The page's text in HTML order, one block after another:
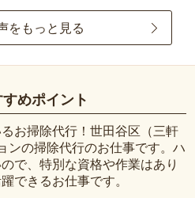
をもっと見る
めポイント
お掃除代行！世田谷区（三軒
ンの掃除代行のお仕事です。ハ
で、特別な資格や作業はあり
できるお仕事です。